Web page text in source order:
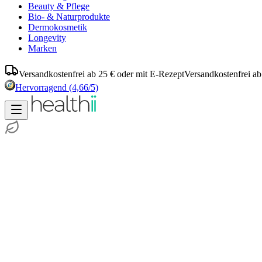
Beauty & Pflege
Bio- & Naturprodukte
Dermokosmetik
Longevity
Marken
Versandkostenfrei ab 25 € oder mit E-RezeptVersandkostenfrei
Hervorragend (4,66/5)